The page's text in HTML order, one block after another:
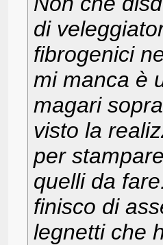
di
fibrogenici
mi manca è
magari
visto la
per
quelli da
finisco di
legnetti che